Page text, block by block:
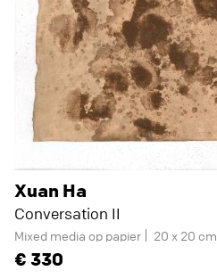
Xuan Ha
Conversation II
Mixed media op papier 20 x 20 cm
330